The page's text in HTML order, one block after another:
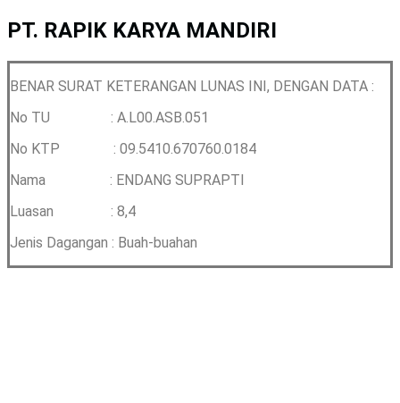
PT. RAPIK KARYA MANDIRI
BENAR SURAT KETERANGAN LUNAS INI, DENGAN DATA :
No TU : A.L00.ASB.051
No KTP : 09.5410.670760.0184
Nama : ENDANG SUPRAPTI
Luasan : 8,4
Jenis Dagangan : Buah-buahan